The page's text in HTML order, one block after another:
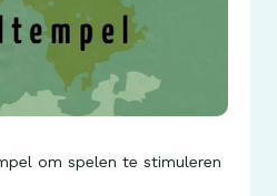
om spelen te stimuleren